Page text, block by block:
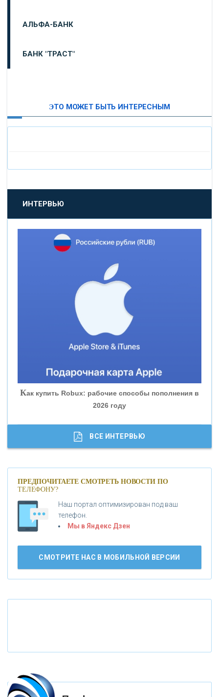
АЛЬФА-БАНК
БАНК "ТРАСТ"
«БАНК САНКТ-ПЕТЕРБУРГ»
«ПРОМСВЯЗЬБАНК»
«НОВИКОМБАНК»
«ВНЕШПРОМБАНК»
«БАНК ГЛОБЭКС»
«СОВКОМБАНК»
«ГАЗПРОМБАНК»
«МОСКОВСКИЙ КРЕДИТНЫЙ БАНК»
«БАНК ВОЗРОЖДЕНИЕ»
АО «КРЕДИТ ЕВРОПА БАНК»
«ФК ОТКРЫТИЕ»
ЭТО МОЖЕТ БЫТЬ ИНТЕРЕСНЫМ
ИНТЕРВЬЮ
Как купить Robux: рабочие способы пополнения в
2026 году
Банки.ру обновил логотип впервые за 19 лет -
ВСЕ ИНТЕРВЬЮ
ПРЕДПОЧИТАЕТЕ СМОТРЕТЬ НОВОСТИ ПО
ТЕЛЕФОНУ?
Наш портал оптимизирован под ваш
телефон.
Мы в Яндекс Дзен
СМОТРИТЕ НАС В МОБИЛЬНОЙ ВЕРСИИ